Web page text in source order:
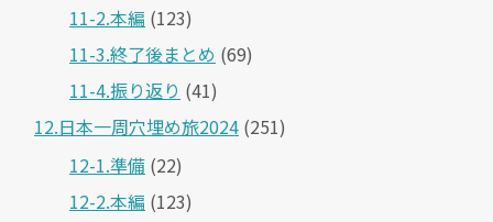
11-2.本編 (123)
11-3.終了後まとめ (69)
11-4.振り返り (41)
12.日本一周穴埋め旅2024 (251)
12-1.準備 (22)
12-2.本編 (123)